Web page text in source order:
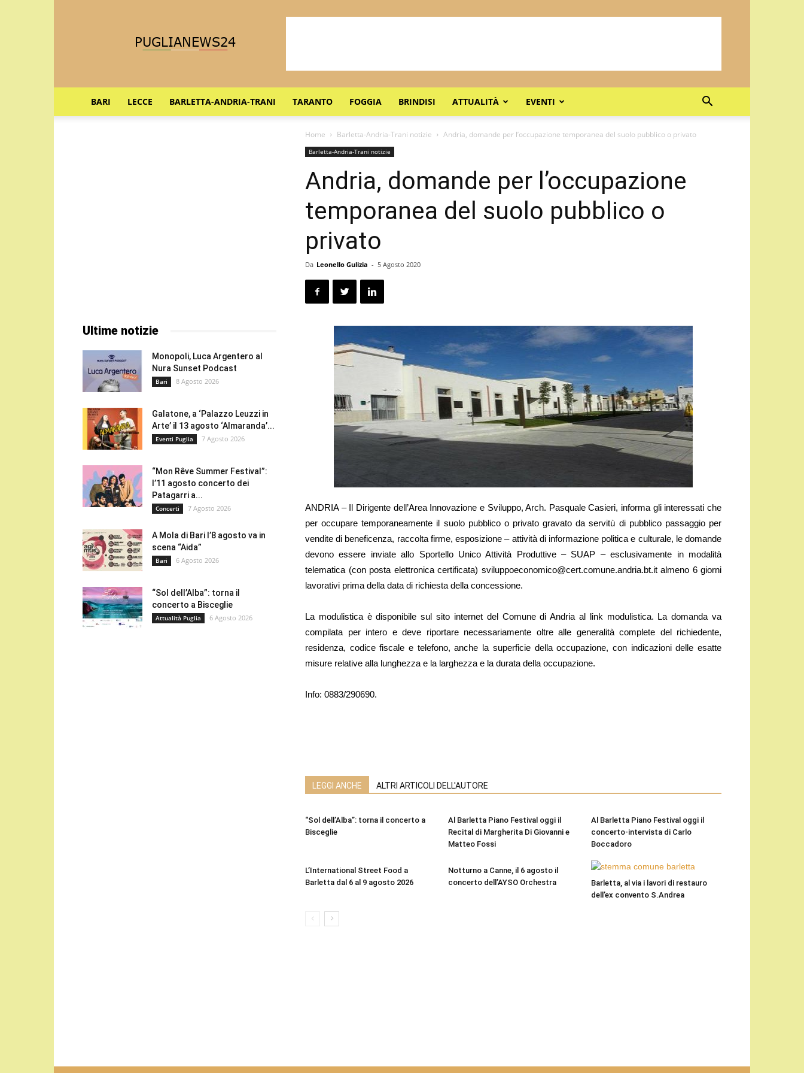
BARI LECCE BARLETTA-ANDRIA-TRANI TARANTO FOGGIA BRINDISI ATTUALITÀ EVENTI
Home Barletta-Andria-Trani notizie Andria, domande per l’occupazione temporanea del suolo pubblico o privato
Barletta-Andria-Trani notizie
Andria, domande per l’occupazione
temporanea del suolo pubblico o
privato
Da Leonello Gulizia - 5 Agosto 2020
ANDRIA – Il Dirigente dell’Area Innovazione e Sviluppo, Arch. Pasquale Casieri, informa gli interessati che
per occupare temporaneamente il suolo pubblico o privato gravato da servitù di pubblico passaggio per
vendite di beneficenza, raccolta firme, esposizione – attività di informazione politica e culturale, le domande
devono essere inviate allo Sportello Unico Attività Produttive – SUAP – esclusivamente in modalità
telematica (con posta elettronica certificata) sviluppoeconomico@cert.comune.andria.bt.it almeno 6 giorni
lavorativi prima della data di richiesta della concessione.
La modulistica è disponibile sul sito internet del Comune di Andria al link modulistica. La domanda va
compilata per intero e deve riportare necessariamente oltre alle generalità complete del richiedente,
residenza, codice fiscale e telefono, anche la superficie della occupazione, con indicazioni delle esatte
misure relative alla lunghezza e la larghezza e la durata della occupazione.
Info: 0883/290690.
LEGGI ANCHE ALTRI ARTICOLI DELL'AUTORE
“Sol dell’Alba”: torna il concerto a
Bisceglie
Al Barletta Piano Festival oggi il
Recital di Margherita Di Giovanni e
Matteo Fossi
Al Barletta Piano Festival oggi il
concerto-intervista di Carlo
Boccadoro
L’International Street Food a
Barletta dal 6 al 9 agosto 2026
Notturno a Canne, il 6 agosto il
concerto dell’AYSO Orchestra
Barletta, al via i lavori di restauro
dell’ex convento S.Andrea
Ultime notizie
Monopoli, Luca Argentero al
Nura Sunset Podcast
Bari 8 Agosto 2026
Galatone, a ‘Palazzo Leuzzi in
Arte’ il 13 agosto ‘Almaranda’...
Eventi Puglia 7 Agosto 2026
“Mon Rêve Summer Festival”:
l’11 agosto concerto dei
Patagarri a...
Concerti 7 Agosto 2026
A Mola di Bari l’8 agosto va in
scena “Aida”
Bari 6 Agosto 2026
“Sol dell’Alba”: torna il
concerto a Bisceglie
Attualità Puglia 6 Agosto 2026